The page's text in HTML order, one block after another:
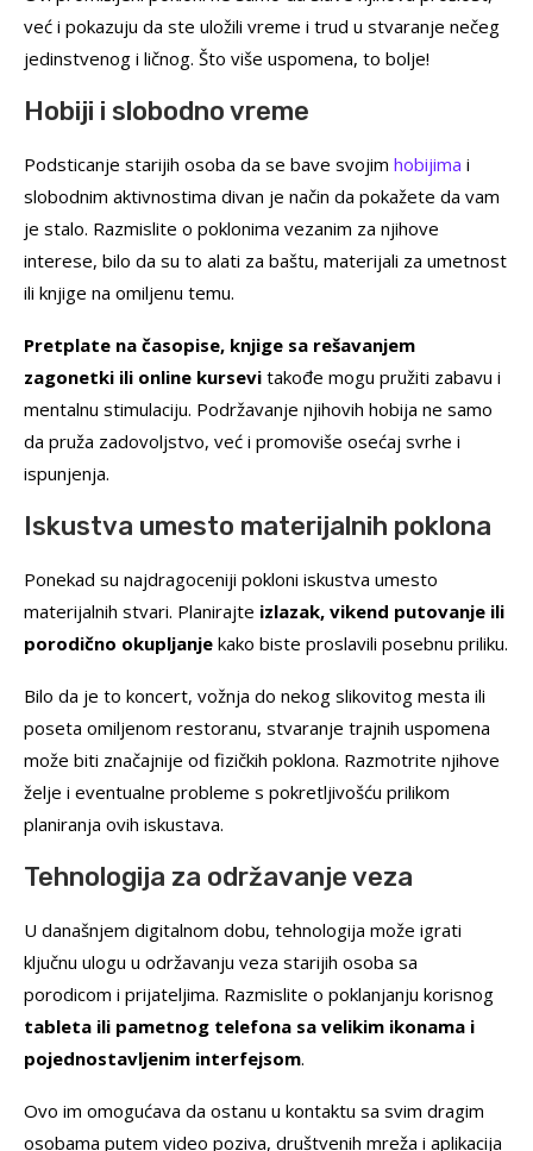
već i pokazuju da ste uložili vreme i trud u stvaranje nečeg
jedinstvenog i ličnog. Što više uspomena, to bolje!
Hobiji i slobodno vreme
Podsticanje starijih osoba da se bave svojim hobijima i
slobodnim aktivnostima divan je način da pokažete da vam
je stalo. Razmislite o poklonima vezanim za njihove
interese, bilo da su to alati za baštu, materijali za umetnost
ili knjige na omiljenu temu.
Pretplate na časopise, knjige sa rešavanjem
zagonetki ili online kursevi takođe mogu pružiti zabavu i
mentalnu stimulaciju. Podržavanje njihovih hobija ne samo
da pruža zadovoljstvo, već i promoviše osećaj svrhe i
ispunjenja.
Iskustva umesto materijalnih poklona
Ponekad su najdragoceniji pokloni iskustva umesto
materijalnih stvari. Planirajte izlazak, vikend putovanje ili
porodično okupljanje kako biste proslavili posebnu priliku.
Bilo da je to koncert, vožnja do nekog slikovitog mesta ili
poseta omiljenom restoranu, stvaranje trajnih uspomena
može biti značajnije od fizičkih poklona. Razmotrite njihove
želje i eventualne probleme s pokretljivošću prilikom
planiranja ovih iskustava.
Tehnologija za održavanje veza
U današnjem digitalnom dobu, tehnologija može igrati
ključnu ulogu u održavanju veza starijih osoba sa
porodicom i prijateljima. Razmislite o poklanjanju korisnog
tableta ili pametnog telefona sa velikim ikonama i
pojednostavljenim interfejsom.
Ovo im omogućava da ostanu u kontaktu sa svim dragim
osobama putem video poziva, društvenih mreža i aplikacija